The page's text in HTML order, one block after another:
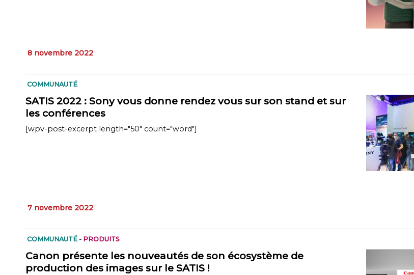
8 novembre 2022
COMMUNAUTÉ
SATIS 2022 : Sony vous donne rendez vous sur son stand et sur
les conférences
[wpv-post-excerpt length="50" count="word"]
7 novembre 2022
COMMUNAUTÉ - PRODUITS
Canon présente les nouveautés de son écosystème de
production des images sur le SATIS !